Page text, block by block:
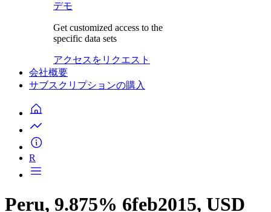
デモ
Get customized access to the
specific data sets
アクセスをリクエスト
会社概要
サブスクリプションの購入
R
Peru, 9.875% 6feb2015, USD